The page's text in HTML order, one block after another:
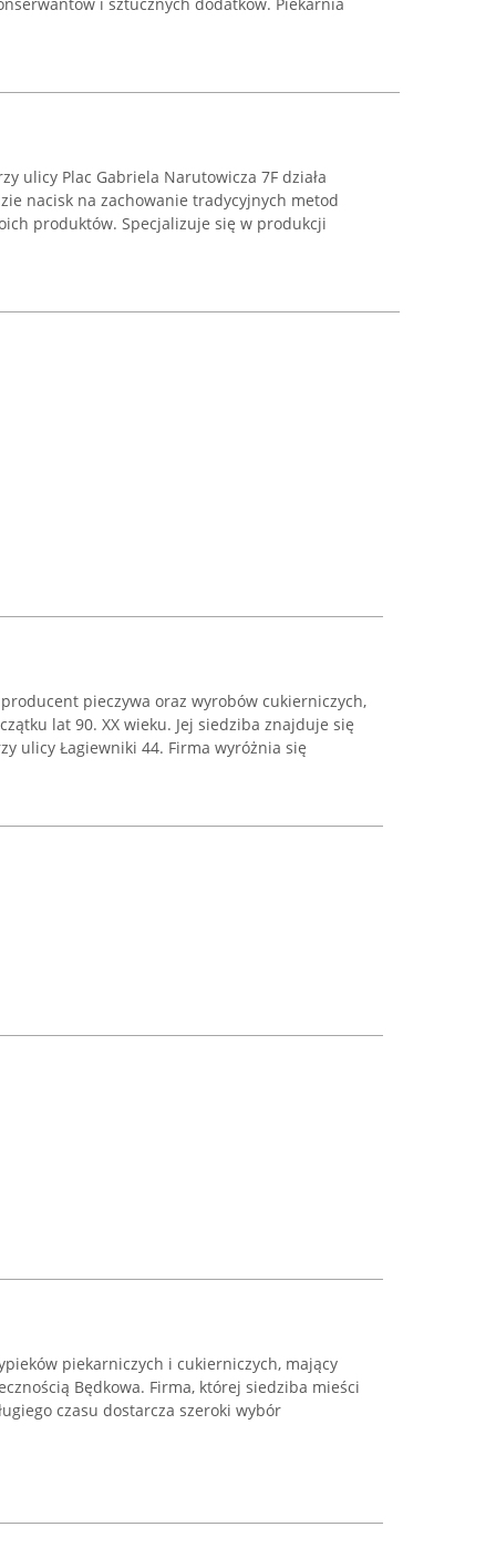
ulicy Plac Gabriela Narutowicza 7F działa
nacisk na zachowanie tradycyjnych metod
produktów. Specjalizuje się w produkcji
pieczywa oraz wyrobów cukierniczych,
lat 90. XX wieku. Jej siedziba znajduje się
ulicy Łagiewniki 44. Firma wyróżnia się
piekarniczych i cukierniczych, mający
Będkowa. Firma, której siedziba mieści
czasu dostarcza szeroki wybór